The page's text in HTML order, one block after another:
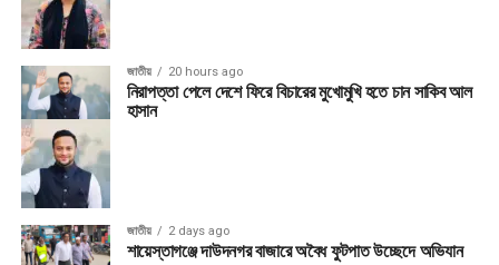
জাতীয় 20 hours ago
নিরাপত্তা পেলে দেশে ফিরে বিচারের মুখোমুখি হতে চান সাকিব আল
হাসান
জাতীয় 2 days ago
শায়েস্তাগঞ্জে দাউদনগর বাজারে অবৈধ ফুটপাত উচ্ছেদে অভিযান